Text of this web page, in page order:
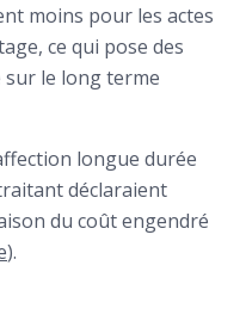
moins pour les actes
ce qui pose des
le long terme
longue durée
déclaraient
du coût engendré
).